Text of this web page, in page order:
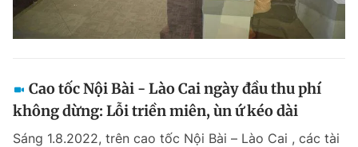
Cao tốc Nội Bài - Lào Cai ngày đầu thu phí
không dừng: Lỗi triền miên, ùn ứ kéo dài
Sáng 1.8.2022, trên cao tốc Nội Bài – Lào Cai , các tài